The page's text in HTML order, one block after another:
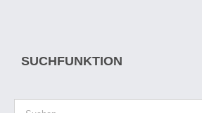
SUCHFUNKTION
Suche